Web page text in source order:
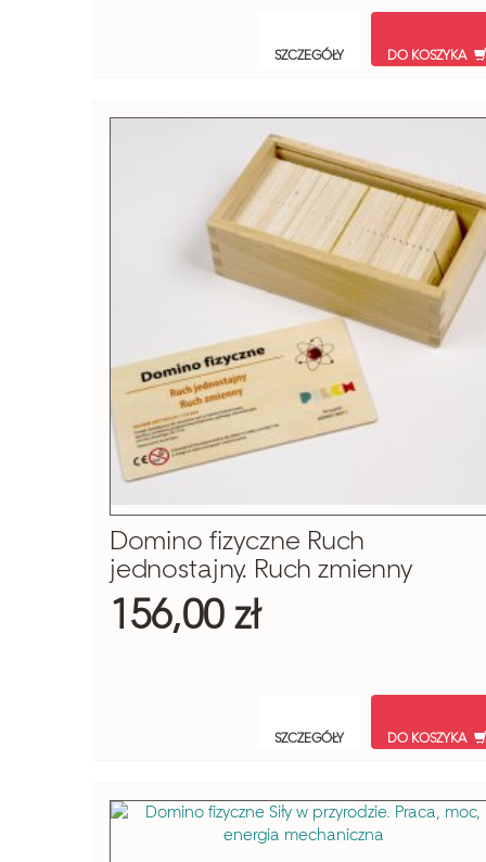
SZCZEGÓŁY DO KOSZYKA
Domino fizyczne Ruch
jednostajny. Ruch zmienny
156,00 zł
SZCZEGÓŁY DO KOSZYKA